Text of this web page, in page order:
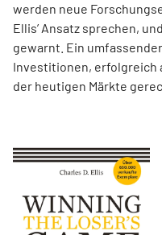
werden neue
Ellis’ Ansatz sprechen,
gewarnt. Ein
Investitionen, erfolgreich
der heutigen Märkte